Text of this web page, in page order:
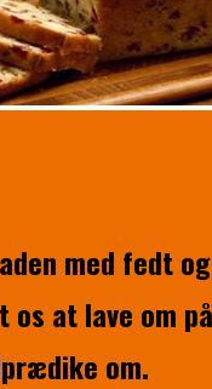
med fedt
at lave om
om.